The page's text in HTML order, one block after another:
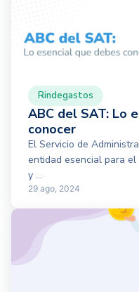
Rindegastos
ABC del SAT: Lo
conocer
El Servicio de
entidad esencial para
y ...
29 ago, 2024